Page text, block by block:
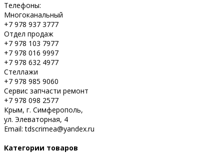
Телефоны:
Многоканальный
+7 978 937 3777
Отдел продаж
+7 978 103 7977
+7 978 016 9997
+7 978 632 4977
Стеллажи
+7 978 985 9060
Сервис запчасти ремонт
+7 978 098 2577
Крым, г. Симферополь,
ул. Элеваторная, 4
Email: tdscrimea@yandex.ru
Категории товаров